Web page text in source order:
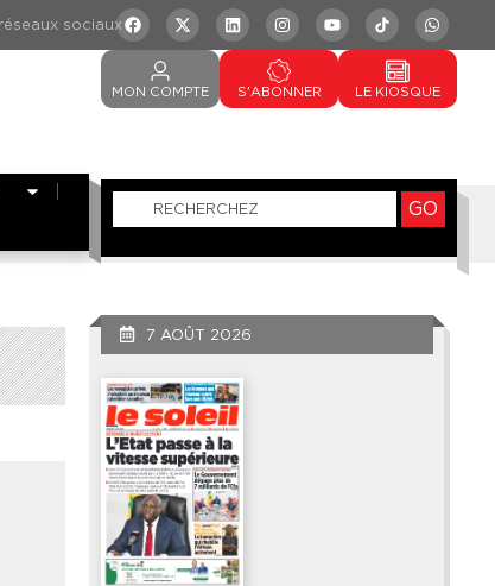
MON COMPTE S'ABONNER LE KIOSQUE
GO
7 AOÛT 2026